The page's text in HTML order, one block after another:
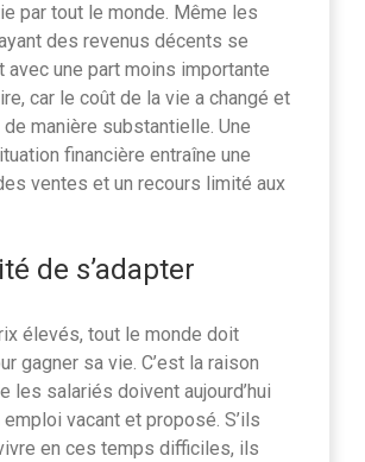
par tout le monde. Même les
des revenus décents se
avec une part moins importante
car le coût de la vie a changé et
de manière substantielle. Une
financière entraîne une
ventes et un recours limité aux
de s’adapter
élevés, tout le monde doit
gagner sa vie. C’est la raison
les salariés doivent aujourd’hui
vacant et proposé. S’ils
en ces temps difficiles, ils